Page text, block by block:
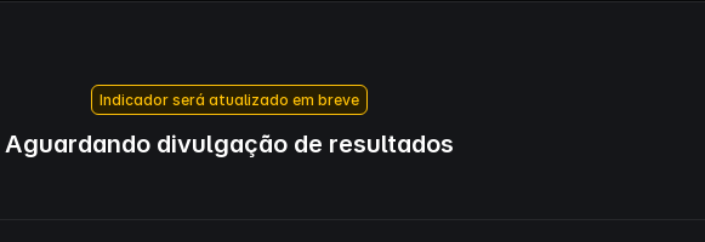
Indicador será atualizado em breve
Aguardando divulgação de resultados